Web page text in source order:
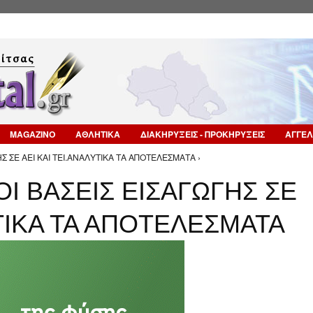
MAGAZINO ΑΘΛΗΤΙΚΑ ΔΙΑΚΗΡΥΞΕΙΣ - ΠΡΟΚΗΡΥΞΕΙΣ
ΣΕ ΑΕΙ ΚΑΙ ΤΕΙ.ΑΝΑΛΥΤΙΚΑ ΤΑ ΑΠΟΤΕΛΕΣΜΑΤΑ ›
ΒΑΣΕΙΣ ΕΙΣΑΓΩΓΗΣ ΣΕ
ΤΑ ΑΠΟΤΕΛΕΣΜΑΤΑ